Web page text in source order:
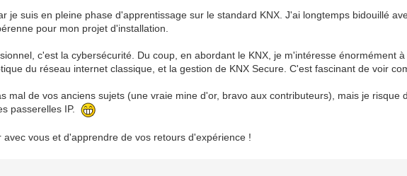
je suis en pleine phase d'apprentissage sur le standard KNX. J'ai longtemps bidouillé
pour mon projet d'installation.
c'est la cybersécurité. Du coup, en abordant le KNX, je m'intéresse énormément
du réseau internet classique, et la gestion de KNX Secure. C'est fascinant de voir
mal de vos anciens sujets (une vraie mine d'or, bravo aux contributeurs), mais je
passerelles IP.
avec vous et d'apprendre de vos retours d'expérience !